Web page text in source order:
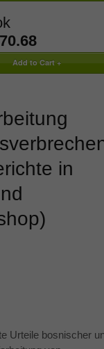
in
Urteile bosnischer